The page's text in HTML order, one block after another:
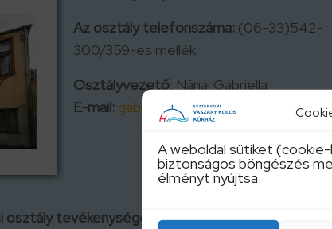
A weboldal sütiket
biztonságos böngészés
élményt nyújtsa.
Az osztály telefonszáma:(06-33)542-
300/359-es mellék
Osztályvezető: Nánai Gabriella
E-mail: gabriella.nanai@vaszary.hu
osztály tevékenysége: